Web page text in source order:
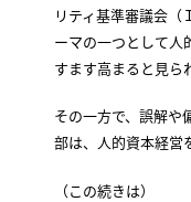
リティ基準審議会（
ーマの一つとして人
すます高まると見ら
その一方で、誤解や
部は、人的資本経営
（この続きは）